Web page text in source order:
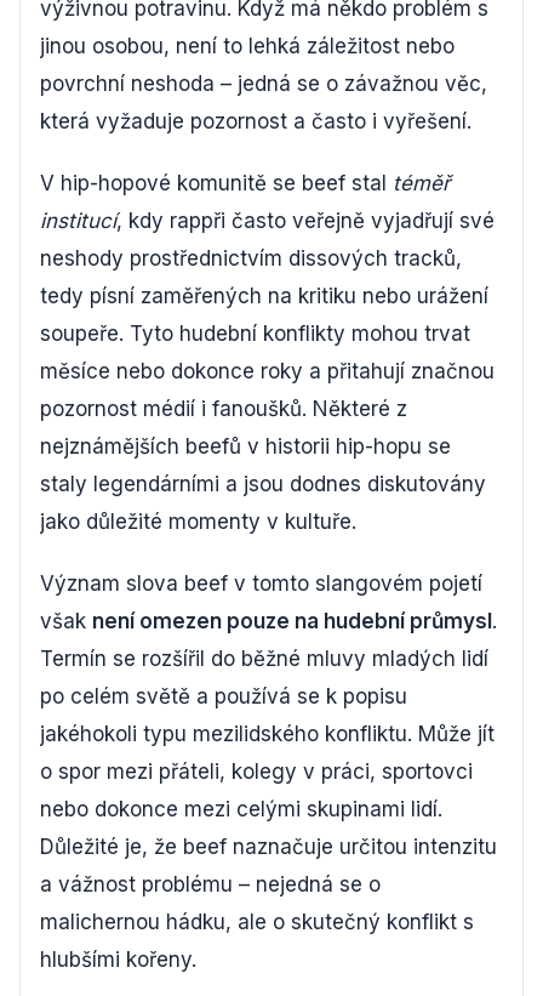
výživnou potravinu. Když má někdo problém s
jinou osobou, není to lehká záležitost nebo
povrchní neshoda – jedná se o závažnou věc,
která vyžaduje pozornost a často i vyřešení.
V hip-hopové komunitě se beef stal téměř
institucí, kdy rappři často veřejně vyjadřují své
neshody prostřednictvím dissových tracků,
tedy písní zaměřených na kritiku nebo urážení
soupeře. Tyto hudební konflikty mohou trvat
měsíce nebo dokonce roky a přitahují značnou
pozornost médií i fanoušků. Některé z
nejznámějších beefů v historii hip-hopu se
staly legendárními a jsou dodnes diskutovány
jako důležité momenty v kultuře.
Význam slova beef v tomto slangovém pojetí
však není omezen pouze na hudební průmysl.
Termín se rozšířil do běžné mluvy mladých lidí
po celém světě a používá se k popisu
jakéhokoli typu mezilidského konfliktu. Může jít
o spor mezi přáteli, kolegy v práci, sportovci
nebo dokonce mezi celými skupinami lidí.
Důležité je, že beef naznačuje určitou intenzitu
a vážnost problému – nejedná se o
malichernou hádku, ale o skutečný konflikt s
hlubšími kořeny.